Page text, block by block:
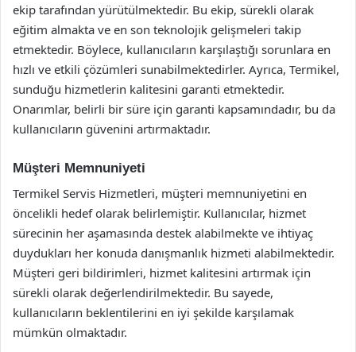
ekip tarafından yürütülmektedir. Bu ekip, sürekli olarak
eğitim almakta ve en son teknolojik gelişmeleri takip
etmektedir. Böylece, kullanıcıların karşılaştığı sorunlara en
hızlı ve etkili çözümleri sunabilmektedirler. Ayrıca, Termikel,
sunduğu hizmetlerin kalitesini garanti etmektedir.
Onarımlar, belirli bir süre için garanti kapsamındadır, bu da
kullanıcıların güvenini artırmaktadır.
Müşteri Memnuniyeti
Termikel Servis Hizmetleri, müşteri memnuniyetini en
öncelikli hedef olarak belirlemiştir. Kullanıcılar, hizmet
sürecinin her aşamasında destek alabilmekte ve ihtiyaç
duydukları her konuda danışmanlık hizmeti alabilmektedir.
Müşteri geri bildirimleri, hizmet kalitesini artırmak için
sürekli olarak değerlendirilmektedir. Bu sayede,
kullanıcıların beklentilerini en iyi şekilde karşılamak
mümkün olmaktadır.